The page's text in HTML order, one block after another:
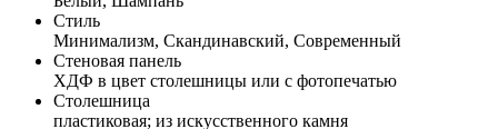
Стиль
Минимализм, Скандинавский, Современный
Стеновая панель
ХДФ в цвет столешницы или с фотопечатью
Столешница
пластиковая; из искусственного камня